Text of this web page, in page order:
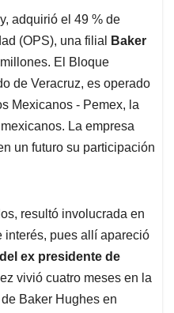
adquirió el 49 % de
(OPS), una filial
Baker
El Bloque
de Veracruz, es operado
Mexicanos - Pemex, la
La empresa
un futuro su participación
resultó involucrada en
interés, pues allí apareció
ex presidente de
vivió cuatro meses en la
Baker Hughes en